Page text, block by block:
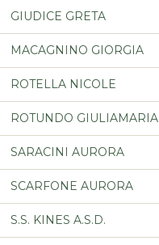
GIUDICE GRETA
MACAGNINO GIORGIA
ROTELLA NICOLE
ROTUNDO GIULIAMARIA
SARACINI AURORA
SCARFONE AURORA
S.S. KINES A.S.D.